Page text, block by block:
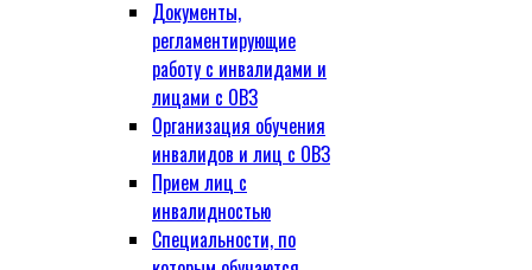
Документы,
регламентирующие
работу с инвалидами и
лицами с ОВЗ
Организация обучения
инвалидов и лиц с ОВЗ
Прием лиц с
инвалидностью
Специальности, по